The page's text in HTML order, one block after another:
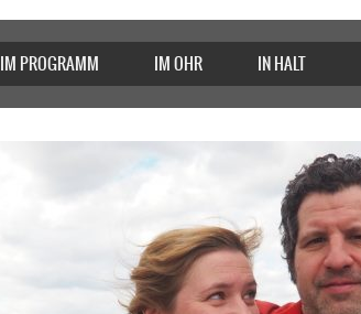
IM PROGRAMM IM OHR IN HALT